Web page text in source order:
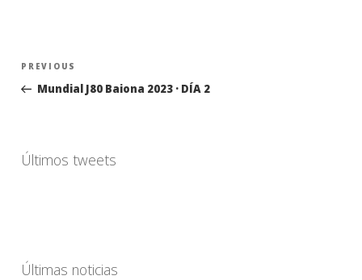
Navegación
entradas
Previous
Post
PREVIOUS
Mundial J80 Baiona 2023 · DÍA 2
Últimos tweets
Últimas noticias